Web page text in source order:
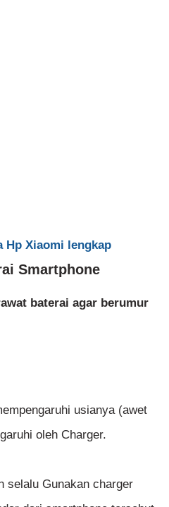
Hp Xiaomi lengkap
Smartphone
baterai agar berumur
usianya (awet
oleh Charger.
selalu Gunakan charger